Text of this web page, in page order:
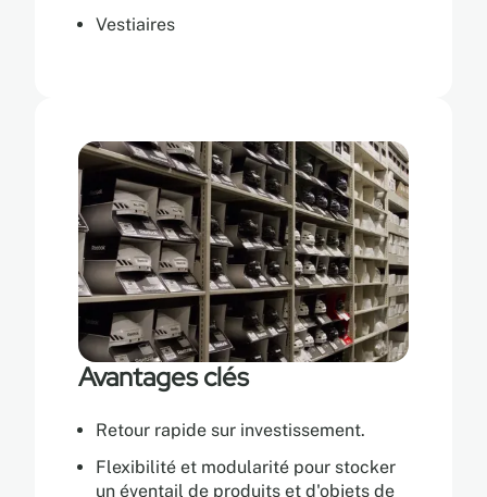
Vestiaires
Avantages clés
Retour rapide sur investissement.
Flexibilité et modularité pour stocker
un éventail de produits et d'objets de